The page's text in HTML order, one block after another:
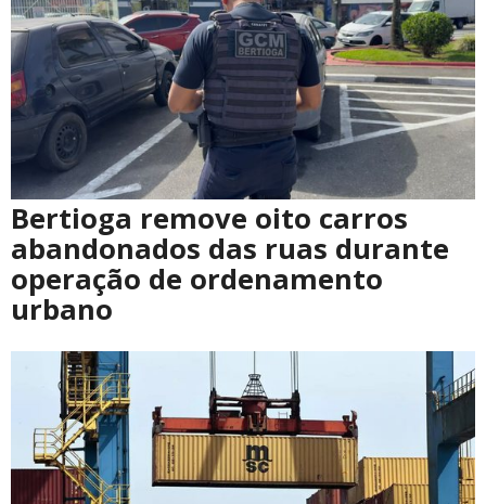
Bertioga remove oito carros
abandonados das ruas durante
operação de ordenamento
urbano